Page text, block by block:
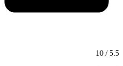
5.5 / 10